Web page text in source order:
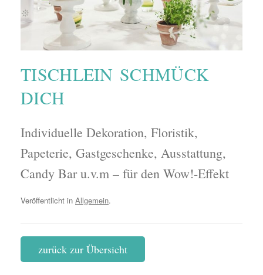
TISCHLEIN SCHMÜCK
DICH
Individuelle Dekoration, Floristik,
Papeterie, Gastgeschenke, Ausstattung,
Candy Bar u.v.m – für den Wow!-Effekt
Veröffentlicht in Allgemein.
zurück zur Übersicht